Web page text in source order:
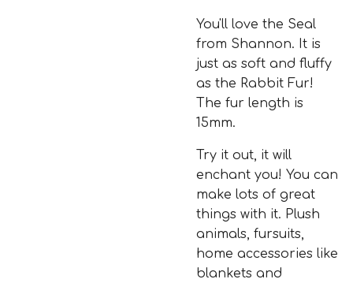
You'll love the Seal
from Shannon. It is
just as soft and fluffy
as the Rabbit Fur!
The fur length is
15mm.
Try it out, it will
enchant you! You can
make lots of great
things with it. Plush
animals, fursuits,
home accessories like
blankets and